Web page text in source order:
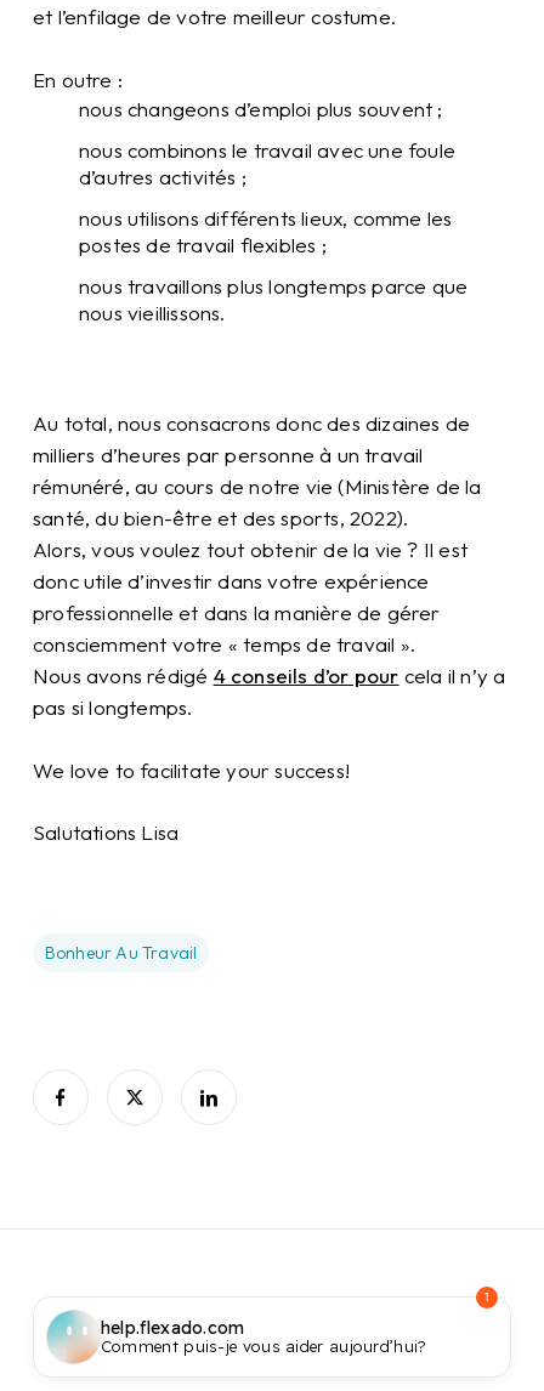
et l’enfilage de votre meilleur costume.
En outre :
nous changeons d’emploi plus souvent ;
nous combinons le travail avec une foule
d’autres activités ;
nous utilisons différents lieux, comme les
postes de travail flexibles ;
nous travaillons plus longtemps parce que
nous vieillissons.
Au total, nous consacrons donc des dizaines de
milliers d’heures par personne à un travail
rémunéré, au cours de notre vie (Ministère de la
santé, du bien-être et des sports, 2022).
Alors, vous voulez tout obtenir de la vie ? Il est
donc utile d’investir dans votre expérience
professionnelle et dans la manière de gérer
consciemment votre « temps de travail ».
Nous avons rédigé 4 conseils d’or pour cela il n’y a
pas si longtemps.
We love to facilitate your success!
Salutations Lisa
Bonheur Au Travail
help.flexado.com
Comment puis-je vous aider aujourd’hui?
1